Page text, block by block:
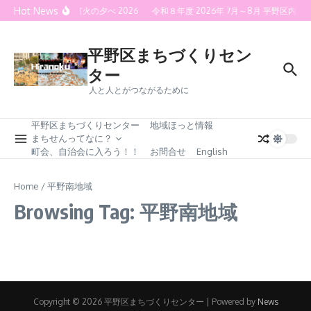
Skip to content
Hot News喜連灯火の夕べ 2026 令和８年度 2026年 7月～8月 平野区内
平野区まちづくりセン
ター
人と人とがつながるために
平野区まちづくりセンター
地域ほっと情報
まちせんってなに？
町会、自治会に入ろう！！
お問合せ English
Home /平野南地域
Browsing Tag: 平野南地域
Copyright © 2026 平野区まちづくりセンター | Powered by News